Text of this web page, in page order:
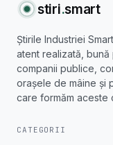
stiri.smart
Știrile Industriei
atent realizată, bună
companii publice,
orașele de mâine și
care formăm aceste
CATEGORII